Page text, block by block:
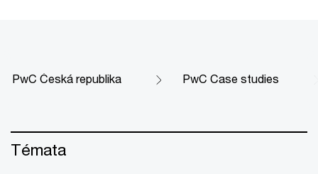
PwC Česká republika PwC Case studies
Témata